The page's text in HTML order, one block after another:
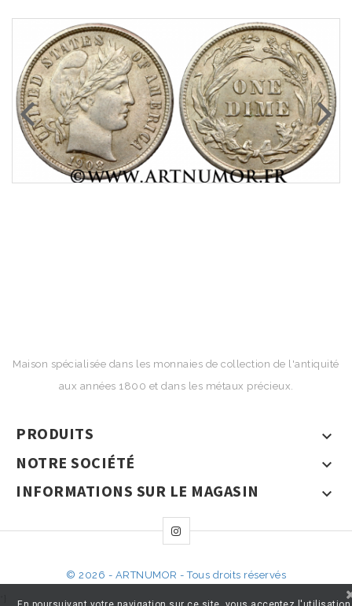
Maison spécialisée dans les monnaies de collection de l'antiquité
aux années 1800 et dans les métaux précieux.
PRODUITS 
NOTRE SOCIÉTÉ 
INFORMATIONS SUR LE MAGASIN 
© 2026 - ARTNUMOR - Tous droits réservés